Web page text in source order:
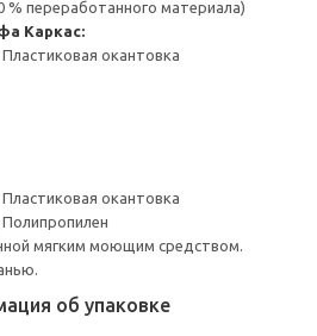
% переработанного материала)
Каркас:
окантовка
окантовка
мягким моющим средством.
об упаковке